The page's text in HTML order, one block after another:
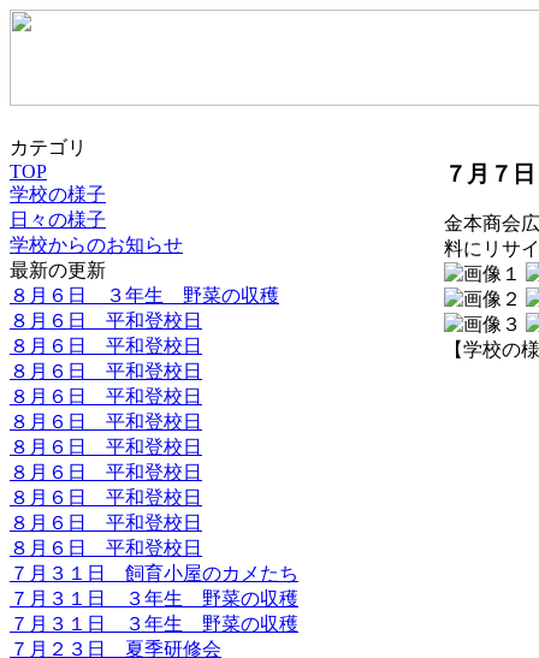
カテゴリ
TOP
学校の様子
日々の様子
学校からのお知らせ
最新の更新
８月６日 ３年生 野菜の収穫
８月６日 平和登校日
８月６日 平和登校日
８月６日 平和登校日
８月６日 平和登校日
８月６日 平和登校日
８月６日 平和登校日
８月６日 平和登校日
８月６日 平和登校日
８月６日 平和登校日
８月６日 平和登校日
７月３１日 飼育小屋のカメたち
７月３１日 ３年生 野菜の収穫
７月３１日 ３年生 野菜の収穫
７月２３日 夏季研修会
７月７
金本商会
料にリサ
【学校の